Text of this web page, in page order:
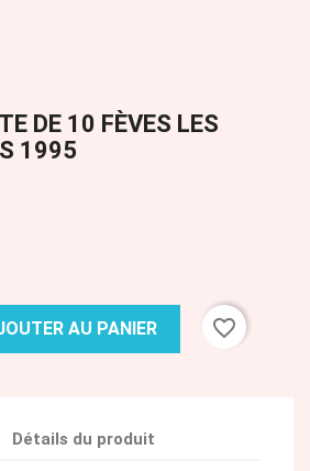
DE 10 FÈVES LES
1995
AU PANIER favorite_border
Détails du produit